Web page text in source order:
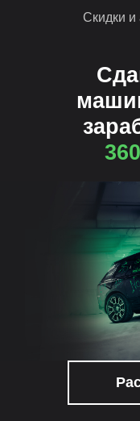
Скидки и